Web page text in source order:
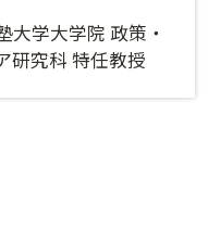
用ください。
大学大学院 政策・
研究科 特任教授